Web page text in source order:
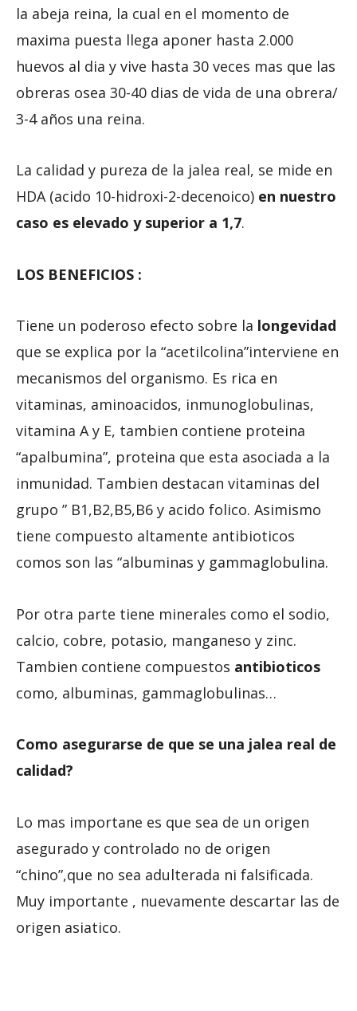
la abeja reina, la cual en el momento de
maxima puesta llega aponer hasta 2.000
huevos al dia y vive hasta 30 veces mas que las
obreras osea 30-40 dias de vida de una obrera/
3-4 años una reina.
La calidad y pureza de la jalea real, se mide en
HDA (acido 10-hidroxi-2-decenoico) en nuestro
caso es elevado y superior a 1,7.
LOS BENEFICIOS :
Tiene un poderoso efecto sobre la longevidad
que se explica por la “acetilcolina”interviene en
mecanismos del organismo. Es rica en
vitaminas, aminoacidos, inmunoglobulinas,
vitamina A y E, tambien contiene proteina
“apalbumina”, proteina que esta asociada a la
inmunidad. Tambien destacan vitaminas del
grupo ” B1,B2,B5,B6 y acido folico. Asimismo
tiene compuesto altamente antibioticos
comos son las “albuminas y gammaglobulina.
Por otra parte tiene minerales como el sodio,
calcio, cobre, potasio, manganeso y zinc.
Tambien contiene compuestos antibioticos
como, albuminas, gammaglobulinas…
Como asegurarse de que se una jalea real de
calidad?
Lo mas importane es que sea de un origen
asegurado y controlado no de origen
“chino”,que no sea adulterada ni falsificada.
Muy importante , nuevamente descartar las de
origen asiatico.